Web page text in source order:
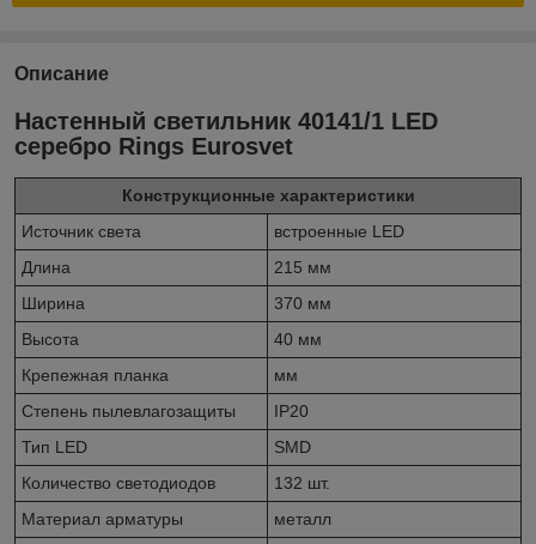
Описание
Настенный светильник 40141/1 LED
серебро Rings Eurosvet
Конструкционные характеристики
Источник света
встроенные LED
Длина
215 мм
Ширина
370 мм
Высота
40 мм
Крепежная планка
мм
Степень пылевлагозащиты
IP20
Тип LED
SMD
Количество светодиодов
132 шт.
Материал арматуры
металл